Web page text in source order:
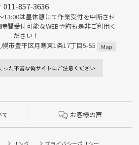
011-857-3636
13:00は昼休憩にて作業受付を中断させ
受付可能なWEB予約も是非ご利用く
ださい！
市豊平区月寒東1条17丁目5-55
Map
て お客様の声
リンク プライバシーポリシー